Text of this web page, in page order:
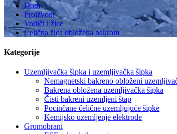
Dom
Proizvodi
Vodiči i žice
Čelična žica obložena bakrom
Kategorije
Uzemljivačka šipka i uzemljivačka šipka
Nemagnetski bakreno obloženi
Bakrena obložena uzemljivačka šipka
Čisti bakreni uzemljeni štap
Pocinčane čelične uzemljujuće šipke
Kemijsko uzemljenje elektrode
Gromobrani